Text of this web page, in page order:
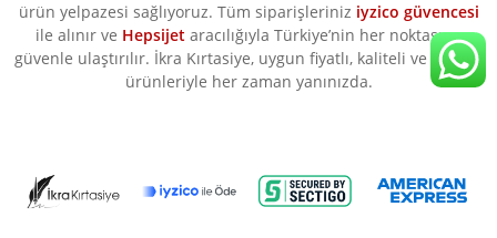
ürün yelpazesi sağlıyoruz. Tüm siparişleriniz iyzico güvencesi
ile alınır ve Hepsijet aracılığıyla Türkiye’nin her noktasına
güvenle ulaştırılır. İkra Kırtasiye, uygun fiyatlı, kaliteli ve orijinal
ürünleriyle her zaman yanınızda.